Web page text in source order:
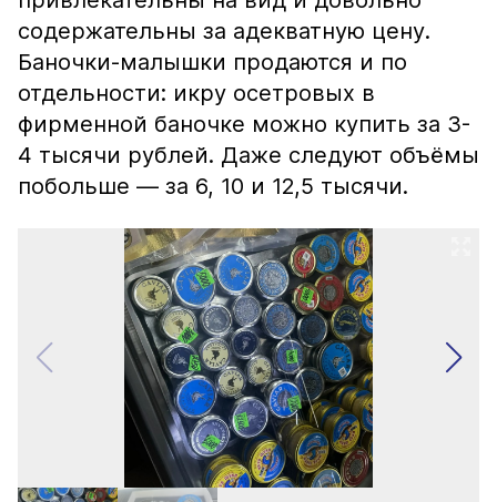
содержательны за адекватную цену.
Баночки-малышки продаются и по
отдельности: икру осетровых в
фирменной баночке можно купить за 3-
4 тысячи рублей. Даже следуют объёмы
побольше — за 6, 10 и 12,5 тысячи.